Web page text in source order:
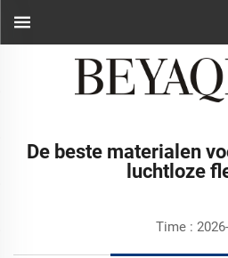
De beste materialen
luchtloze
Time :